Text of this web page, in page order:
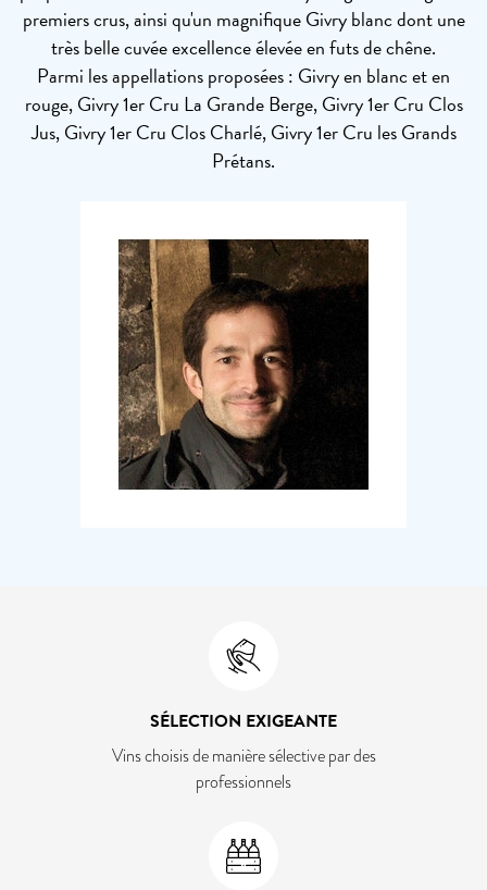
premiers crus, ainsi qu'un magnifique Givry blanc dont une
très belle cuvée excellence élevée en futs de chêne.
Parmi les appellations proposées : Givry en blanc et en
rouge, Givry 1er Cru La Grande Berge, Givry 1er Cru Clos
Jus, Givry 1er Cru Clos Charlé, Givry 1er Cru les Grands
Prétans.
SÉLECTION EXIGEANTE
Vins choisis de manière sélective par des
professionnels